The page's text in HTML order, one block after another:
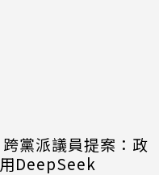
黨派議員提案：政
DeepSeek